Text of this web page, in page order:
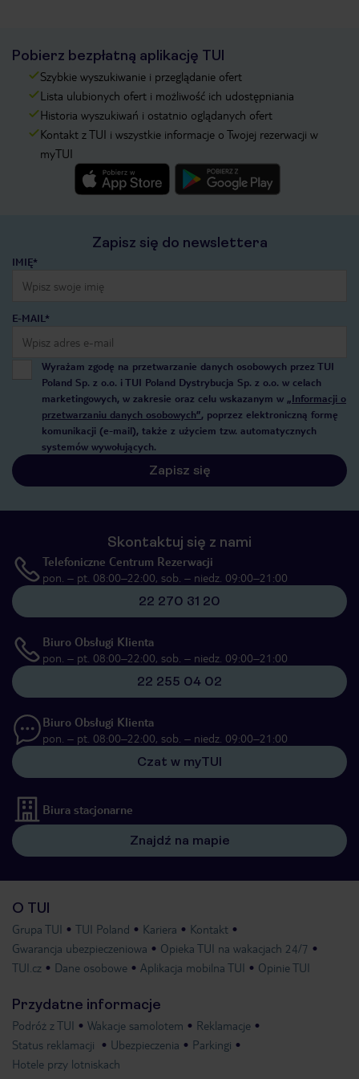
Pobierz bezpłatną aplikację TUI
Szybkie wyszukiwanie i przeglądanie ofert
Lista ulubionych ofert i możliwość ich udostępniania
Historia wyszukiwań i ostatnio oglądanych ofert
Kontakt z TUI i wszystkie informacje o Twojej rezerwacji w
myTUI
Zapisz się do newslettera
IMIĘ*
E-MAIL*
Wyrażam zgodę na przetwarzanie danych osobowych przez TUI
Poland Sp. z o.o. i TUI Poland Dystrybucja Sp. z o.o. w celach
marketingowych, w zakresie oraz celu wskazanym w „Informacji o
przetwarzaniu danych osobowych”, poprzez elektroniczną formę
komunikacji (e-mail), także z użyciem tzw. automatycznych
systemów wywołujących.
Zapisz się
Skontaktuj się z nami
Telefoniczne Centrum Rezerwacji
pon. – pt. 08:00–22:00, sob. – niedz. 09:00–21:00
22 270 31 20
Biuro Obsługi Klienta
pon. – pt. 08:00–22:00, sob. – niedz. 09:00–21:00
22 255 04 02
Biuro Obsługi Klienta
pon. – pt. 08:00–22:00, sob. – niedz. 09:00–21:00
Czat w myTUI
Biura stacjonarne
Znajdź na mapie
O TUI
Grupa TUI TUI Poland Kariera
Kontakt
Gwarancja ubezpieczeniowa
Opieka TUI na wakacjach 24/7
TUI.cz
Dane osobowe Aplikacja mobilna TUI Opinie TUI
Przydatne informacje
Podróż z TUI Wakacje samolotem
Reklamacje
Status reklamacji
Ubezpieczenia
Parkingi
Hotele przy lotniskach